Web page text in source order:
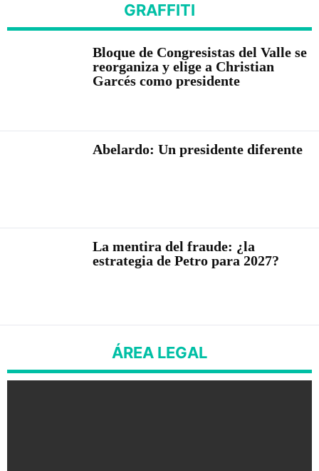
GRAFFITI
Bloque de Congresistas del Valle se
reorganiza y elige a Christian
Garcés como presidente
Abelardo: Un presidente diferente
La mentira del fraude: ¿la
estrategia de Petro para 2027?
ÁREA LEGAL